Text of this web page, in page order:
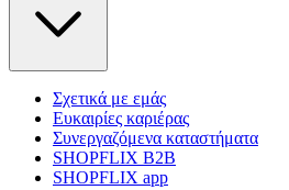
Σχετικά με εμάς
Ευκαιρίες καριέρας
Συνεργαζόμενα καταστήματα
SHOPFLIX B2B
SHOPFLIX app